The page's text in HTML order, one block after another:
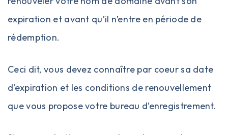
expiration et avant qu’il n’entre en période de
rédemption.
Ceci dit, vous devez connaître par coeur sa date
d’expiration et les conditions de renouvellement
que vous propose votre bureau d’enregistrement.